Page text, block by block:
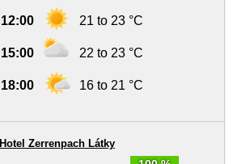
12:00 21 to 23 °C
15:00 22 to 23 °C
18:00 16 to 21 °C
Hotel Zerrenpach Látky